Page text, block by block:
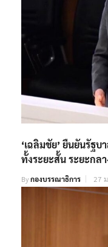
‘เฉลิมชัย’ ยืนยันรัฐ
ทั้งระยะสั้น ระยะกล
Byกองบรรณาธิการ 27